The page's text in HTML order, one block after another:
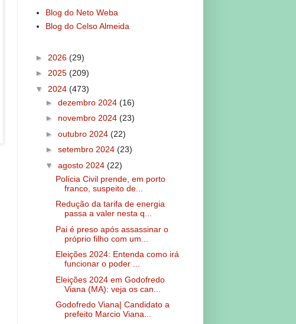
Blog do Neto Weba
Blog do Celso Almeida
► 2026 (29)
► 2025 (209)
▼ 2024 (473)
► dezembro 2024 (16)
► novembro 2024 (23)
► outubro 2024 (22)
► setembro 2024 (23)
▼ agosto 2024 (22)
Polícia Civil prende, em porto
franco, suspeito de...
Redução da tarifa de energia
passa a valer nesta q...
Pai é preso após assassinar o
próprio filho com um...
Eleições 2024: Entenda como irá
funcionar o poder ...
Eleições 2024 em Godofredo
Viana (MA): veja os can...
Godofredo Viana| Candidato a
prefeito Marcio Viana...